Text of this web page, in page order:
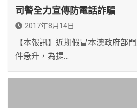
司警全力宣傳防電話詐騙
2017年8月14日
【本報訊】近期假冒本澳政府部
件急升，為提…